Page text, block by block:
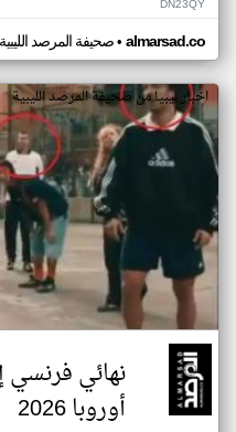
DN23QY
صحيفة المرصد الليبية• almarsad.co
اخبار ليبيا من صحيفة المرصد الليبية
نهائي
أوروبا 2026